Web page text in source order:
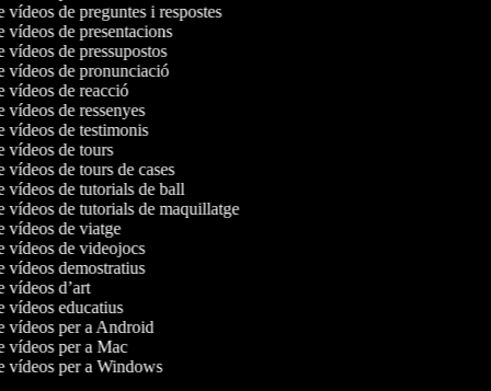
vídeos de preguntes i respostes
vídeos de presentacions
vídeos de pressupostos
vídeos de pronunciació
vídeos de reacció
vídeos de ressenyes
vídeos de testimonis
vídeos de tours
vídeos de tours de cases
vídeos de tutorials de ball
vídeos de tutorials de maquillatge
vídeos de viatge
vídeos de videojocs
vídeos demostratius
vídeos d’art
vídeos educatius
vídeos per a Android
vídeos per a Mac
vídeos per a Windows